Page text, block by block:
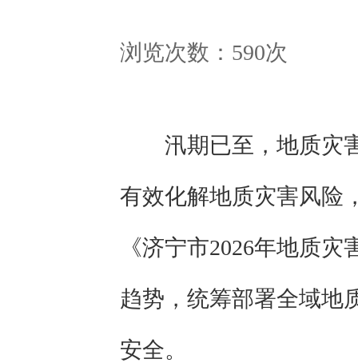
浏览次数： 590次
汛期已至，地质灾
有效化解地质灾害风险
《济宁市2026年地质
趋势，统筹部署全域地
安全。